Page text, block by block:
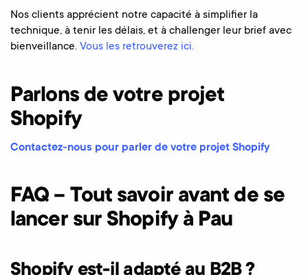
Nos clients apprécient notre capacité à simplifier la
technique, à tenir les délais, et à challenger leur brief avec
bienveillance. Vous les retrouverez ici.
Parlons de votre projet
Shopify
Contactez-nous pour parler de votre projet Shopify
FAQ – Tout savoir avant de se
lancer sur Shopify à Pau
Shopify est-il adapté au B2B ?